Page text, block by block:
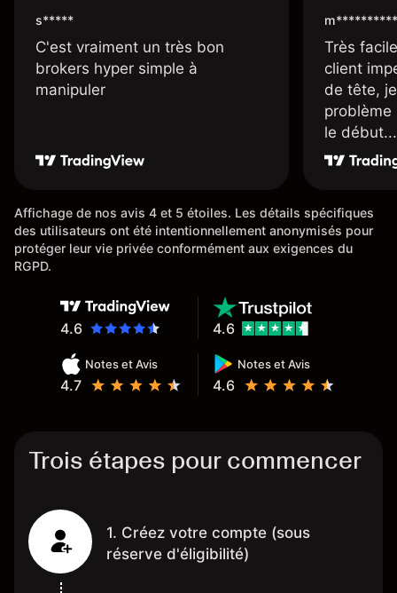
s*****
C'est vraiment un très bon
brokers hyper simple à
manipuler
m**********
Très
client
de tête,
problème
le début...
Affichage de nos avis 4 et 5 étoiles. Les détails spécifiques
des utilisateurs ont été intentionnellement anonymisés pour
protéger leur vie privée conformément aux exigences du
RGPD.
4.6
Notes et Avis
4.7
Notes et Avis
4.6
4.6
Trois étapes pour commencer
1. Créez votre compte (sous
réserve d'éligibilité)